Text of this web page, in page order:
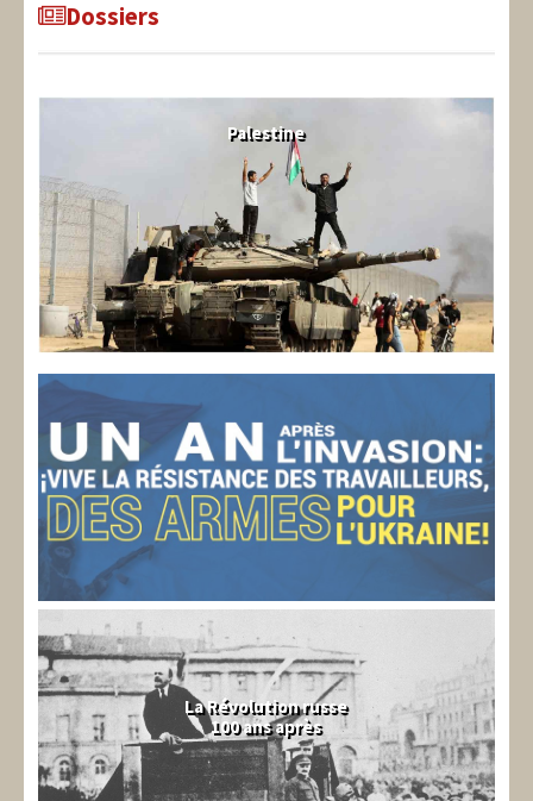
Dossiers
Palestine
La Révolution russe
100 ans après